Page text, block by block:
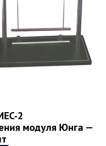
2
модуля Юнга —